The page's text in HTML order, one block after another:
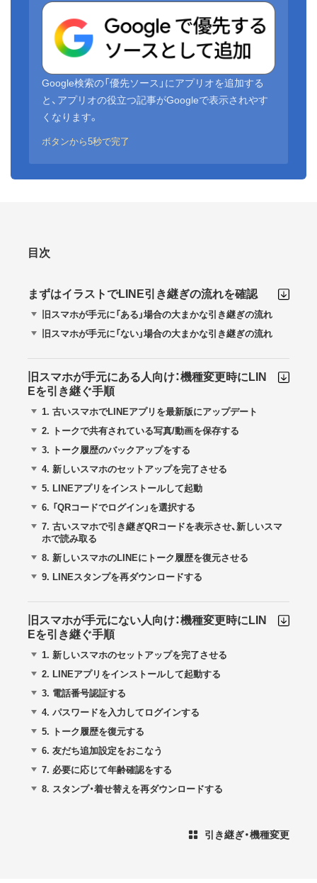
Google検索の「優先ソース」にアプリオを追加する
と、アプリオの役立つ記事がGoogleで表示されやす
くなります。
ボタンから5秒で完了
目次
まずはイラストでLINE引き継ぎの流れを確認
旧スマホが手元に「ある」場合の大まかな引き継ぎの流れ
旧スマホが手元に「ない」場合の大まかな引き継ぎの流れ
旧スマホが手元にある人向け：機種変更時にLIN
Eを引き継ぐ手順
1. 古いスマホでLINEアプリを最新版にアップデート
2.
トークで共有されている写真/動画を保存する
3.
トーク履歴のバックアップをする
4. 新しいスマホのセットアップを完了させる
5. LINEアプリをインストールして起動
6. 「QRコードでログイン」を選択する
7. 古いスマホで引き継ぎQRコードを表示させ、新しいスマ
ホで読み取る
8. 新しいスマホのLINEにトーク履歴を復元させる
9. LINEスタンプを再ダウンロードする
旧スマホが手元にない人向け：機種変更時にLIN
Eを引き継ぐ手順
1. 新しいスマホのセットアップを完了させる
2. LINEアプリをインストールして起動する
3. 電話番号認証する
4. パスワードを入力してログインする
5.
トーク履歴を復元する
6. 友だち追加設定をおこなう
7. 必要に応じて年齢確認をする
8. スタンプ・着せ替えを再ダウンロードする
引き継ぎ・機種変更